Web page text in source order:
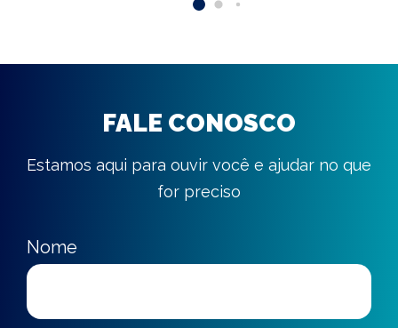
FALE CONOSCO
Estamos aqui para ouvir você e ajudar no que
for preciso
Nome